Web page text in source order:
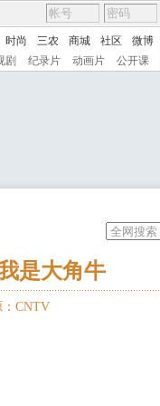
时尚 三农 商城 社区 微博
剧 纪录片 动画片 公开课
是大角牛
：CNTV